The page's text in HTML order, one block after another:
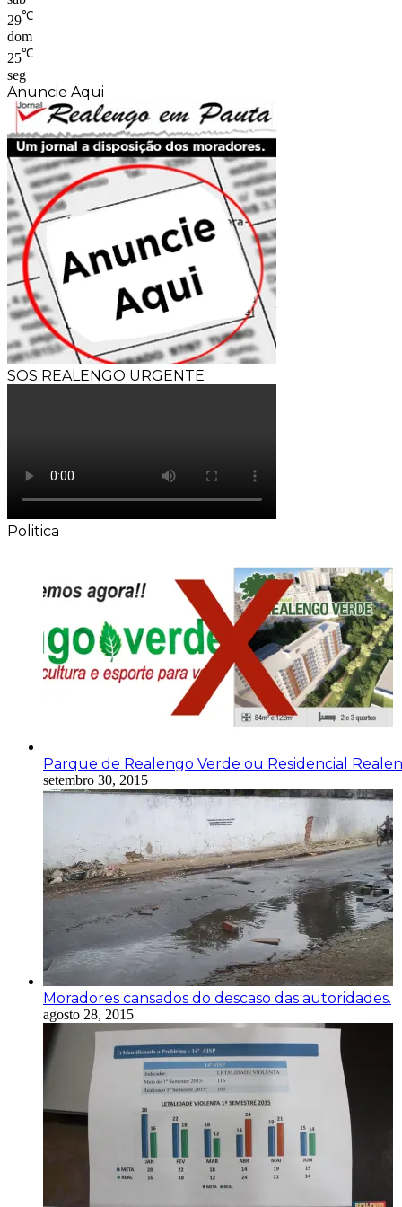
29℃
dom
25℃
seg
Anuncie Aqui
SOS REALENGO URGENTE
Politica
Parque de Realengo Verde ou Residencial
setembro 30, 2015
Moradores cansados do descaso das autoridades.
agosto 28, 2015